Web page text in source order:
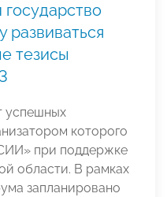
развиваться
тезисы
успешных
которого
при поддержке
области. В рамках
запланировано